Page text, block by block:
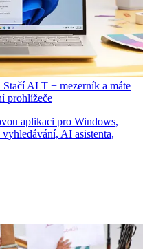
ALT + mezerník a máte
prohlížeče
aplikaci pro Windows,
AI asistenta,